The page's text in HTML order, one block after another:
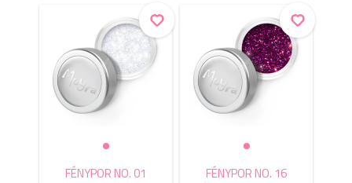
FÉNYPOR NO. 01 FÉNYPOR NO. 16